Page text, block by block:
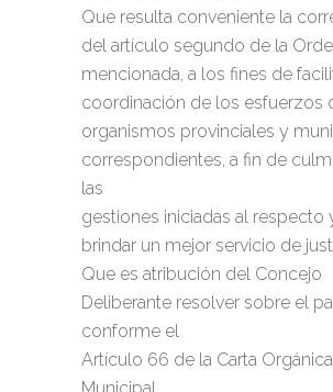
Que resulta conveniente la
del artículo segundo de la
mencionada, a los fines de
coordinación de los esfuerzos
organismos provinciales y
correspondientes, a fin de
las
gestiones iniciadas al respecto
brindar un mejor servicio de
Que es atribución del Concejo
Deliberante resolver sobre el
conforme el
Artículo 66 de la Carta Orgánica